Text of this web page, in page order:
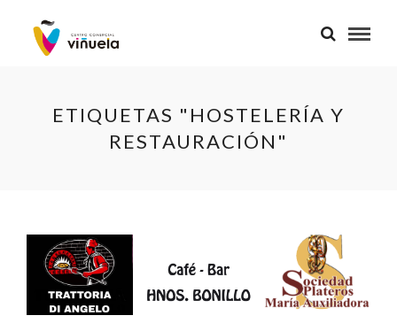
ETIQUETAS "HOSTELERÍA Y
RESTAURACIÓN"